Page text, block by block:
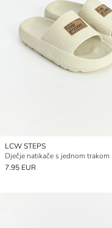
LCW STEPS
Dječje natikače s jednom trakom
7.95 EUR